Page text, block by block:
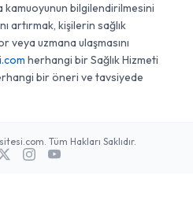
kamuoyunun bilgilendirilmesini
artırmak, kişilerin sağlık
veya uzmana ulaşmasını
herhangi bir Sağlık Hizmeti
bir öneri ve tavsiyede
Tüm Hakları Saklıdır.